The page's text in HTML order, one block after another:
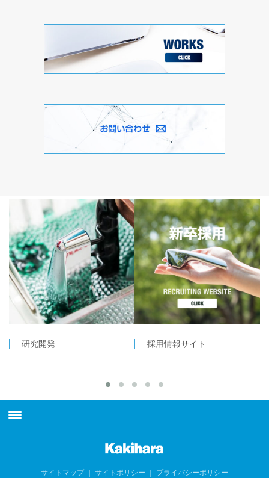
研究開発 採用情報サイト
柿原工業について
サイトマップ｜ サイトポリシー ｜ プライバシーポリシー